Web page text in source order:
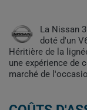
La Nissan
doté d'un
Héritière de la
une expérience de
marché de